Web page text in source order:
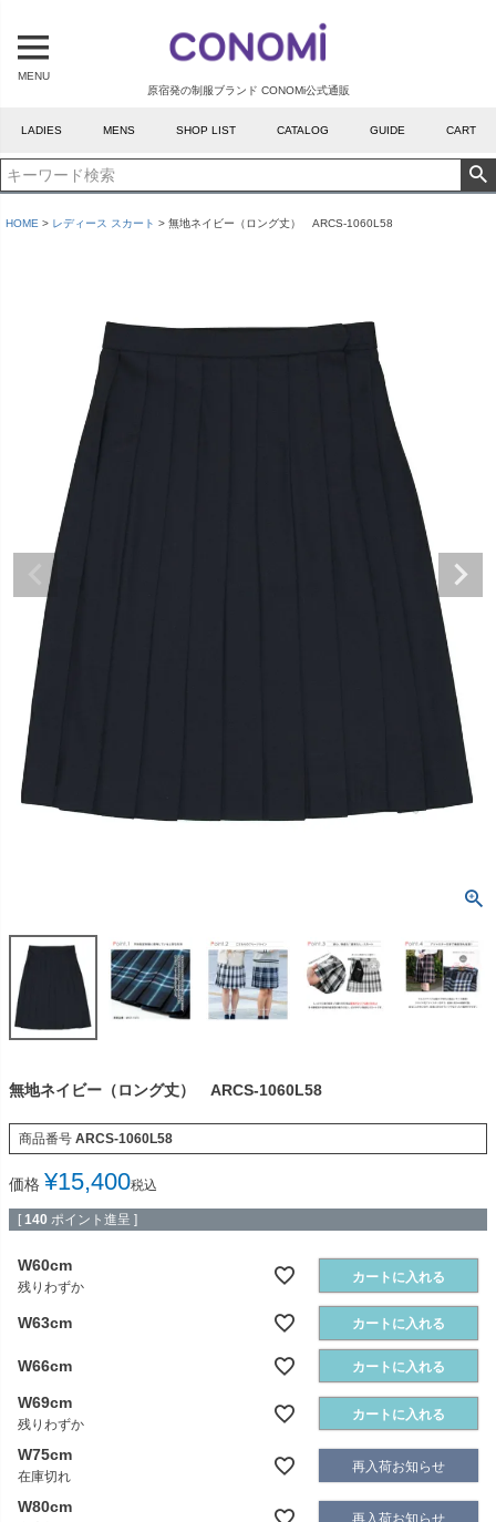
原宿発の制服ブランド CONOMi公式通販
MENU
LADIES MENS SHOP LIST CATALOG GUIDE CART
HOME レディース スカート 無地ネイビー（ロング丈） ARCS-1060L58
無地ネイビー（ロング丈） ARCS-1060L58
商品番号 ARCS-1060L58
価格 ¥15,400税込
[ 140 ポイント進呈 ]
W60cm
残りわずか
カートに入れる
W63cm カートに入れる
W66cm カートに入れる
W69cm
残りわずか
カートに入れる
W75cm
在庫切れ
再入荷お知らせ
W80cm
再入荷お知らせ